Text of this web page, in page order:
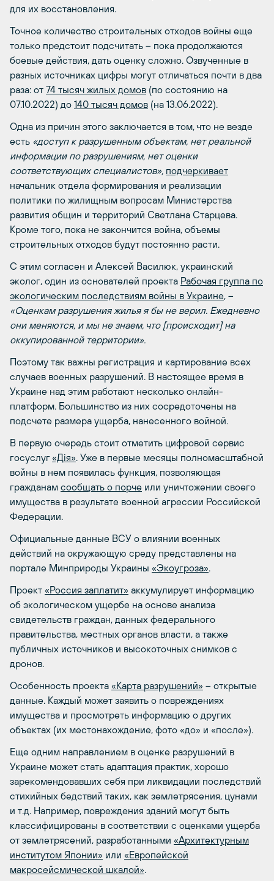
для их восстановления.
Точное количество строительных отходов войны еще
только предстоит подсчитать – пока продолжаются
боевые действия, дать оценку сложно. Озвученные в
разных источниках цифры могут отличаться почти в два
раза: от 74 тысяч жилых домов (по состоянию на
07.10.2022) до 140 тысяч домов (на 13.06.2022).
Одна из причин этого заключается в том, что не везде
есть «доступ к разрушенным объектам, нет реальной
информации по разрушениям, нет оценки
соответствующих специалистов», подчеркивает
начальник отдела формирования и реализации
политики по жилищным вопросам Министерства
развития общин и территорий Светлана Старцева.
Кроме того, пока не закончится война, объемы
строительных отходов будут постоянно расти.
С этим согласен и Алексей Василюк, украинский
эколог, один из основателей проекта Рабочая группа по
экологическим последствиям войны в Украине, –
«Оценкам разрушения жилья я бы не верил. Ежедневно
они меняются, и мы не знаем, что [происходит] на
оккупированной территории».
Поэтому так важны регистрация и картирование всех
случаев военных разрушений. В настоящее время в
Украине над этим работают несколько онлайн-
платформ. Большинство из них сосредоточены на
подсчете размера ущерба, нанесенного войной.
В первую очередь стоит отметить цифровой сервис
госуслуг «Дія». Уже в первые месяцы полномасштабной
войны в нем появилась функция, позволяющая
гражданам сообщать о порче или уничтожении своего
имущества в результате военной агрессии Российской
Федерации.
Официальные данные ВСУ о влиянии военных
действий на окружающую среду представлены на
портале Минприроды Украины «Экоугроза».
Проект «Россия заплатит» аккумулирует информацию
об экологическом ущербе на основе анализа
свидетельств граждан, данных федерального
правительства, местных органов власти, а также
публичных источников и высокоточных снимков с
дронов.
Особенность проекта «Карта разрушений» – открытые
данные. Каждый может заявить о повреждениях
имущества и просмотреть информацию о других
объектах (их местонахождение, фото «до» и «после»).
Еще одним направлением в оценке разрушений в
Украине может стать адаптация практик, хорошо
зарекомендовавших себя при ликвидации последствий
стихийных бедствий таких, как землетрясения, цунами
и т.д. Например, повреждения зданий могут быть
классифицированы в соответствии с оценками ущерба
от землетрясений, разработанными «Архитектурным
институтом Японии» или «Европейской
макросейсмической шкалой».